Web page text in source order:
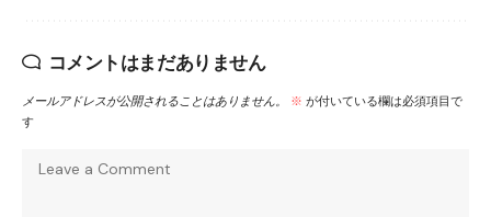
コメントはまだありません
メールアドレスが公開されることはありません。 ※ が付いている欄は必須項目で
す